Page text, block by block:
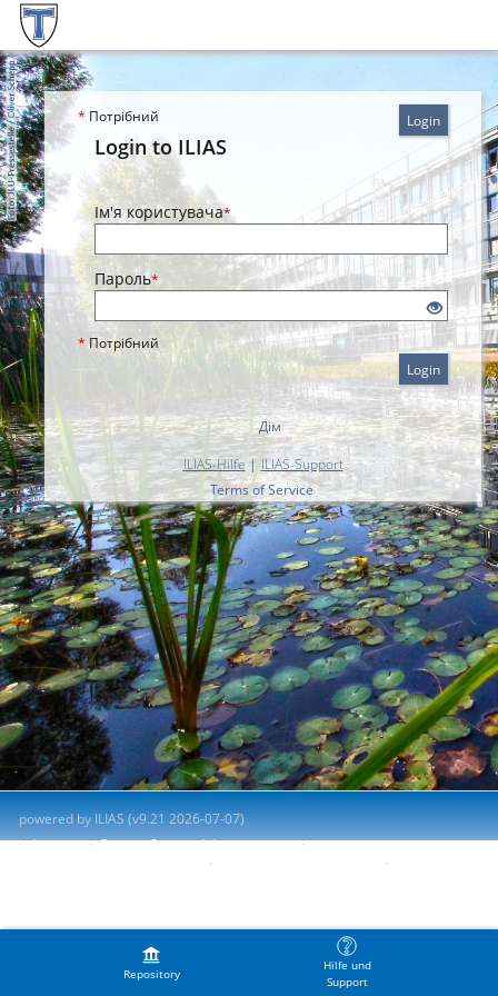
Repository
Hilfe und
Support
Login
* Потрібний
Login to ILIAS
Ім'я користувача*
Пароль*
* Потрібний
Login
Дім
ILIAS-Hilfe| ILIAS-Support
Terms of Service
powered by ILIAS (v9.21 2026-07-07)
Imprint
Contact System Administration